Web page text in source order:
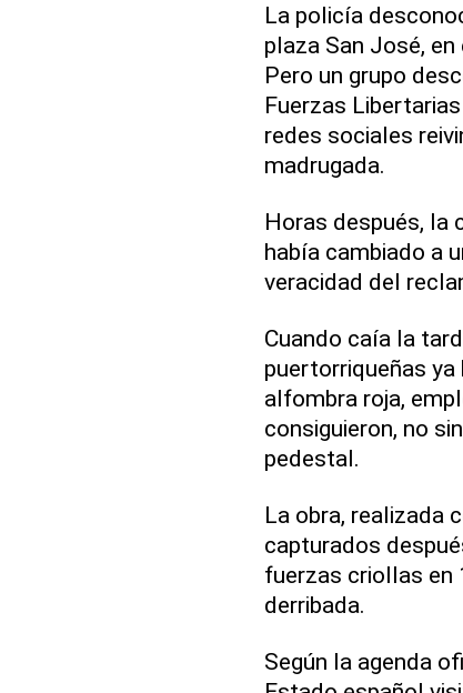
La policía
plaza San José,
Pero un grupo
Fuerzas
redes sociales
madrugada.
Horas después, la
había cambiado a
veracidad del
Cuando caía la
puertorriqueñas ya
alfombra roja,
consiguieron, no
pedestal.
La obra, realizada
capturados
fuerzas criollas en
derribada.
Según la agenda